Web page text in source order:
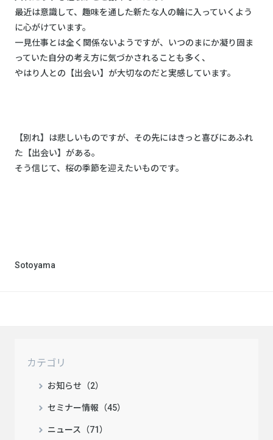
最近は意識して、趣味を通した新たな人の輪に入っていくよう
に心がけています。
一見仕事とは全く関係ないようですが、いつのまにか凝り固ま
っていた自分の考え方に気づかされることも多く、
やはり人との【出会い】が大切なのだと実感しています。
【別れ】は悲しいものですが、その先にはきっと喜びにあふれ
た【出会い】がある。
そう信じて、桜の季節を迎えたいものです。
Sotoyama
カテゴリ
お知らせ（2）
セミナー情報（45）
ニュース（71）